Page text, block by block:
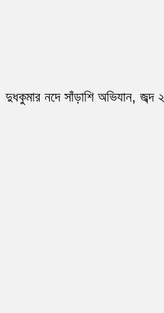
দুধকুমার নদে সাঁড়াশি অভিযান, জব্দ